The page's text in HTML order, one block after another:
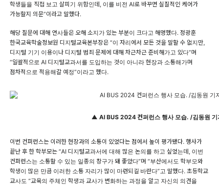
학생들을 직접 보고 살피기 위함인데, 이를 비전 AI로 바꾸면 실질적인 케어가
가능할지 의문”이라고 말했다.
해당 질문에 대해 연사들은 오해 소지가 있는 부분이 크다고 해명했다. 정광훈
한국교육학술정보원 디지털교육본부장은 “이 자리에서 모든 것을 말할 수 없지만,
디지털 기기 이용이나 디지털 범죄 문제에 대해 차근차근 준비해가고 있다”며
“일괄적으로 AI 디지털교과서를 도입하는 것이 아니라 현장과 소통해가며
점차적으로 적용해갈 예정”이라고 했다.
▲ AI BUS 2024 컨퍼런스 행사 모습. /김동원 기
이번 컨퍼런스는 이러한 현장과의 소통이 있었다는 점에서 높이 평가됐다. 행사가
끝난 후 한 학부모는 “AI 디지털교과서에 대해 많은 논의를 하고 싶었는데, 이번
컨퍼런스는 소통할 수 있는 일종의 창구가 돼 좋았다”며 “부산에서도 학부모와
학생이 많은 만큼 이러한 소통 자리가 많이 마련되길 바란다”고 말했다. 초등학교
교사도 “교육의 주체인 학생과 교사가 변화하는 과정을 알고 자신의 의견을